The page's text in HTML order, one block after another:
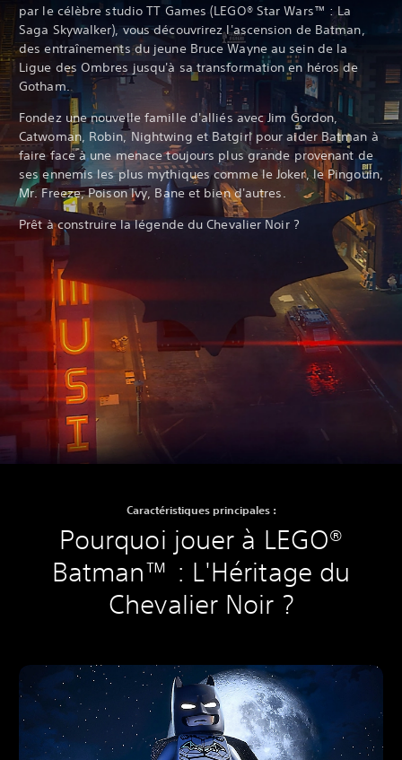
par le célèbre studio TT Games (LEGO® Star Wars™ : La
Saga Skywalker), vous découvrirez l'ascension de Batman,
des entraînements du jeune Bruce Wayne au sein de la
Ligue des Ombres jusqu'à sa transformation en héros de
Gotham.‎
Fondez une nouvelle famille d'alliés avec Jim Gordon,
Catwoman, Robin, Nightwing et Batgirl pour aider Batman à
faire face à une menace toujours plus grande provenant de
ses ennemis les plus mythiques comme le Joker, le Pingouin,
Mr. Freeze, Poison Ivy, Bane et bien d'autres.
Prêt à construire la légende du Chevalier Noir ?
Caractéristiques principales :
Pourquoi jouer à LEGO®
Batman™ : L'Héritage du
Chevalier Noir ?